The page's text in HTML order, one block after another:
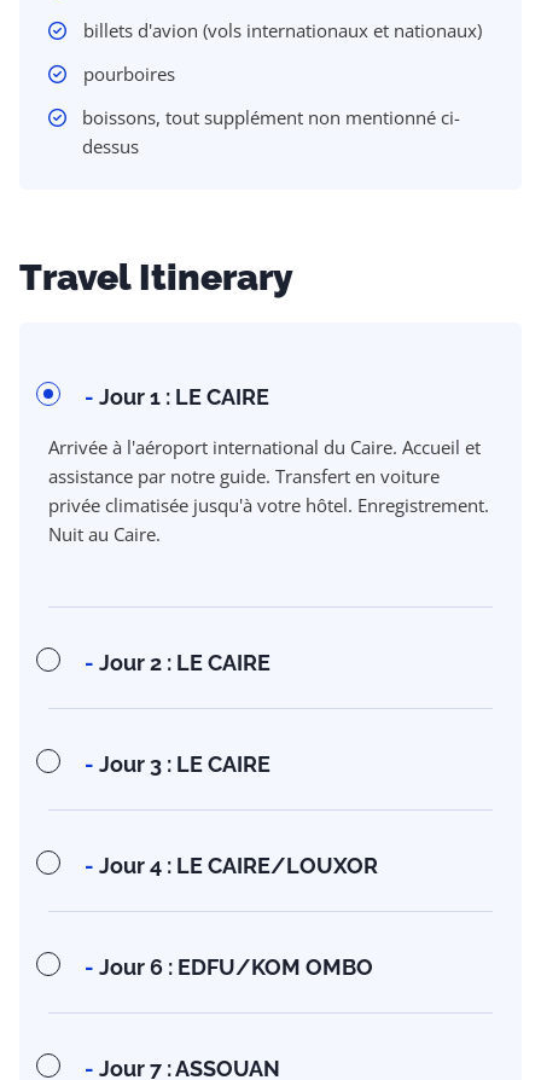
billets d'avion (vols internationaux et nationaux)
pourboires
boissons, tout supplément non mentionné ci-
dessus
Travel Itinerary
- Jour 1 : LE CAIRE
Arrivée à l'aéroport international du Caire. Accueil et
assistance par notre guide. Transfert en voiture
privée climatisée jusqu'à votre hôtel. Enregistrement.
Nuit au Caire.
- Jour 2 : LE CAIRE
- Jour 3 : LE CAIRE
- Jour 4 : LE CAIRE/LOUXOR
- Jour 6 : EDFU/KOM OMBO
- Jour 7 : ASSOUAN